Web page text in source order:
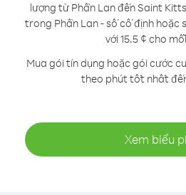
lượng từ Phần Lan đến Saint
trong Phần Lan - số cố định hoặc
với 15.5 ¢ cho
Mua gói tín dụng hoặc gói cước
theo phút tốt nhất
Xem biểu